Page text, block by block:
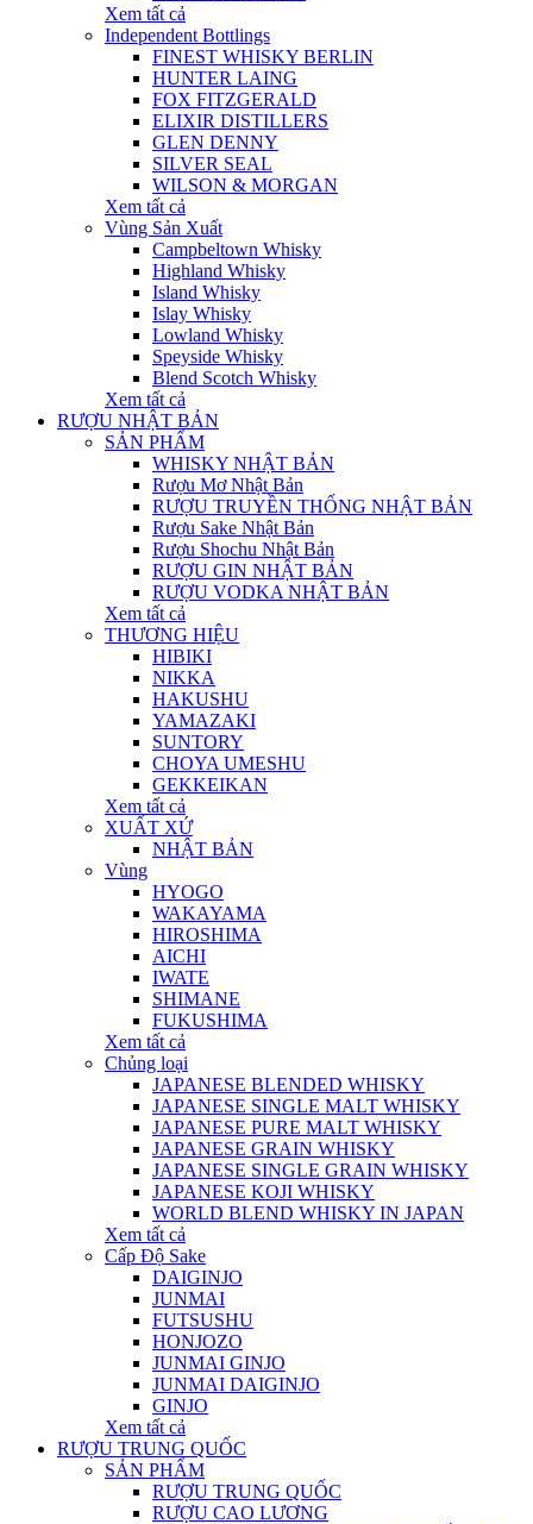
Xem tất cả
Independent Bottlings
FINEST WHISKY BERLIN
HUNTER LAING
FOX FITZGERALD
ELIXIR DISTILLERS
GLEN DENNY
SILVER SEAL
WILSON & MORGAN
Xem tất cả
Vùng Sản Xuất
Campbeltown Whisky
Highland Whisky
Island Whisky
Islay Whisky
Lowland Whisky
Speyside Whisky
Blend Scotch Whisky
Xem tất cả
RƯỢU NHẬT BẢN
SẢN PHẨM
WHISKY NHẬT BẢN
Rượu Mơ Nhật Bản
RƯỢU TRUYỀN THỐNG NHẬT BẢN
Rượu Sake Nhật Bản
Rượu Shochu Nhật Bản
RƯỢU GIN NHẬT BẢN
RƯỢU VODKA NHẬT BẢN
Xem tất cả
THƯƠNG HIỆU
HIBIKI
NIKKA
HAKUSHU
YAMAZAKI
SUNTORY
CHOYA UMESHU
GEKKEIKAN
Xem tất cả
XUẤT XỨ
NHẬT BẢN
Vùng
HYOGO
WAKAYAMA
HIROSHIMA
AICHI
IWATE
SHIMANE
FUKUSHIMA
Xem tất cả
Chủng loại
JAPANESE BLENDED WHISKY
JAPANESE SINGLE MALT WHISKY
JAPANESE PURE MALT WHISKY
JAPANESE GRAIN WHISKY
JAPANESE SINGLE GRAIN WHISKY
JAPANESE KOJI WHISKY
WORLD BLEND WHISKY IN JAPAN
Xem tất cả
Cấp Độ Sake
DAIGINJO
JUNMAI
FUTSUSHU
HONJOZO
JUNMAI GINJO
JUNMAI DAIGINJO
GINJO
Xem tất cả
RƯỢU TRUNG QUỐC
SẢN PHẨM
RƯỢU TRUNG QUỐC
RƯỢU CAO LƯƠNG